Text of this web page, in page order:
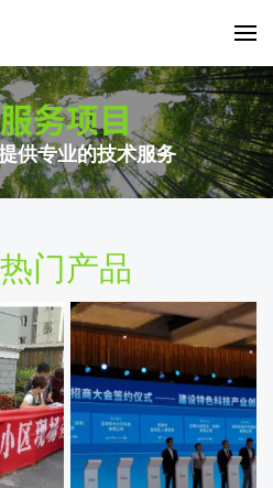
服务项目
供专业的技术服务
热门产品